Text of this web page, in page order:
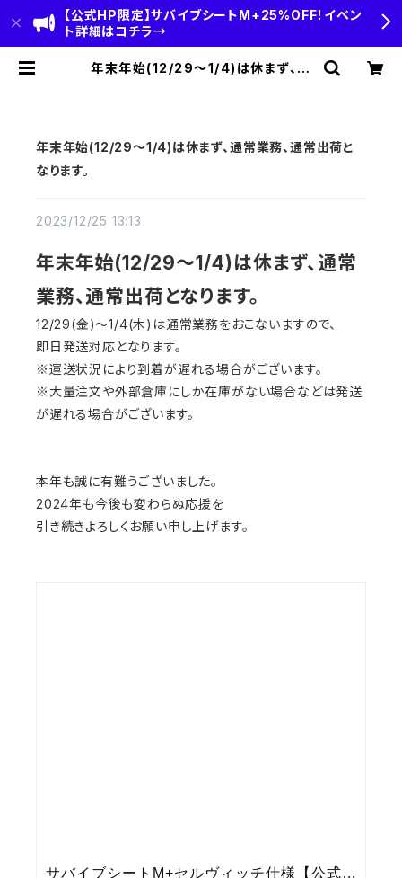
【公式HP限定】サバイブシートM+25%OFF！イベン
ト詳細はコチラ→
年末年始(12/29～1/4)は休まず、通
年末年始(12/29～1/4)は休まず、通常業務、通常出荷と
なります。
2023/12/25 13:13
年末年始(12/29～1/4)は休まず、通常
業務、通常出荷となります。
12/29(金)～1/4(木)は通常業務をおこないますので、
即日発送対応となります。
※運送状況により到着が遅れる場合がございます。
※大量注文や外部倉庫にしか在庫がない場合などは発送
が遅れる場合がございます。
本年も誠に有難うございました。
2024年も今後も変わらぬ応援を
引き続きよろしくお願い申し上げます。